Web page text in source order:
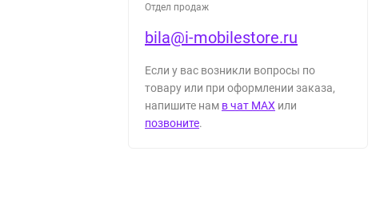
Отдел продаж
bila@i-mobilestore.ru
Если у вас возникли вопросы по
товару или при оформлении заказа,
напишите нам в чат MAX или
позвоните.